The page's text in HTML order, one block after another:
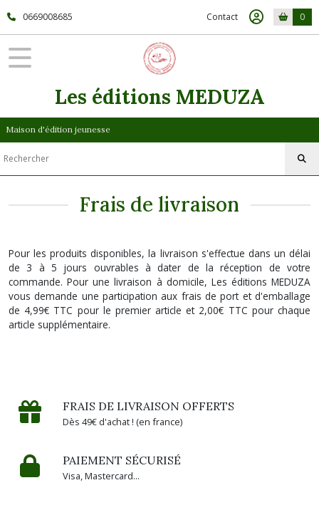
0669008685 Contact 0
Les éditions MEDUZA
Maison d'édition jeunesse
Frais de livraison
Pour les produits disponibles, la livraison s'effectue dans un délai
de 3 à 5 jours ouvrables à dater de la réception de votre
commande. Pour une livraison à domicile, Les éditions MEDUZA
vous demande une participation aux frais de port et d'emballage
de 4,99€ TTC pour le premier article et 2,00€ TTC pour chaque
article supplémentaire.
FRAIS DE LIVRAISON OFFERTS
Dès 49€ d'achat ! (en france)
PAIEMENT SÉCURISÉ
Visa, Mastercard...